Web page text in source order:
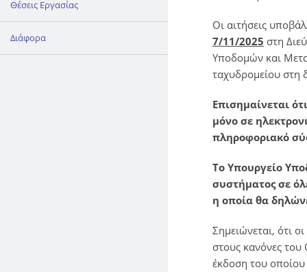
Θέσεις Εργασίας
Διάφορα
Οι αιτήσεις
7/11/2025 στη
Υποδομών και
ταχυδρομείου στη
Επισημαίνεται
μόνο σε
πληροφοριακό
Το Υπουργείο
συστήματος σε
η οποία θα
Σημειώνεται, ότι
στους κανόνες
έκδοση του οποίου